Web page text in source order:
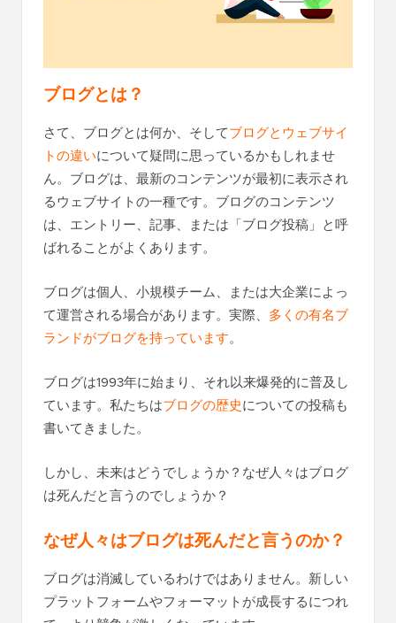
ブログとは？
さて、ブログとは何か、そしてブログとウェブサイ
トの違いについて疑問に思っているかもしれませ
ん。ブログは、最新のコンテンツが最初に表示され
るウェブサイトの一種です。ブログのコンテンツ
は、エントリー、記事、または「ブログ投稿」と呼
ばれることがよくあります。
ブログは個人、小規模チーム、または大企業によっ
て運営される場合があります。実際、 多くの有名ブ
ランドがブログを持っています。
ブログは1993年に始まり、それ以来爆発的に普及し
ています。私たちはブログの歴史についての投稿も
書いてきました。
しかし、未来はどうでしょうか？なぜ人々はブログ
は死んだと言うのでしょうか？
なぜ人々はブログは死んだと言うのか？
ブログは消滅しているわけではありません。新しい
プラットフォームやフォーマットが成長するにつれ